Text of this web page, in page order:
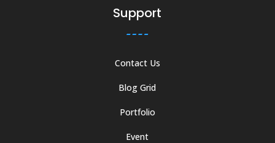
Support
Contact Us
Blog Grid
Portfolio
Event